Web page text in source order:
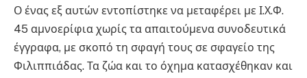
Ο ένας εξ αυτών εντοπίστηκε να μεταφέρει με Ι.Χ.Φ.
45 αμνοερίφια χωρίς τα απαιτούμενα συνοδευτικά
έγγραφα, με σκοπό τη σφαγή τους σε σφαγείο της
Φιλιππιάδας. Τα ζώα και το όχημα κατασχέθηκαν και